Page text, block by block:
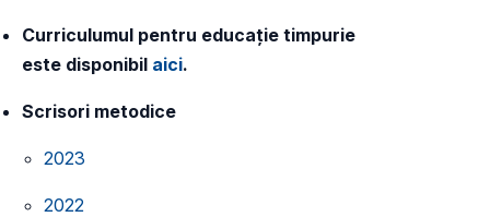
Curriculumul pentru educație timpurie
este disponibil aici.
Scrisori metodice
2023
2022